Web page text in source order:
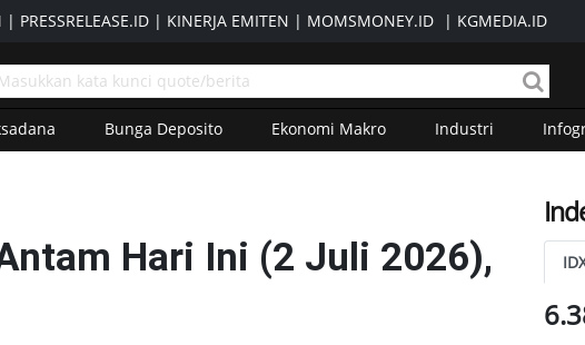
| PRESSRELEASE.ID | KINERJA EMITEN | MOMSMONEY.ID | KGMEDIA.ID
Bunga Deposito Ekonomi Makro Industri
Hari Ini (2 Juli 2026),